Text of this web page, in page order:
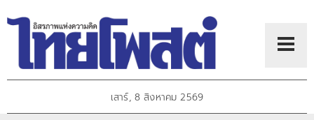
เสาร์, 8 สิงหาคม 2569